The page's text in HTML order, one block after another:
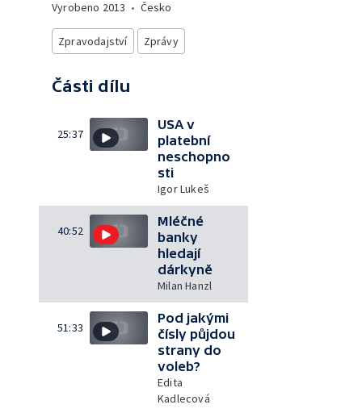
Vyrobeno 2013 • Česko
Zpravodajství Zprávy
Části dílu
25:37
USA v
platební
neschopno
sti
Igor Lukeš
40:52
Mléčné
banky
hledají
dárkyně
Milan Hanzl
51:33
Pod jakými
čísly půjdou
strany do
voleb?
Edita
Kadlecová